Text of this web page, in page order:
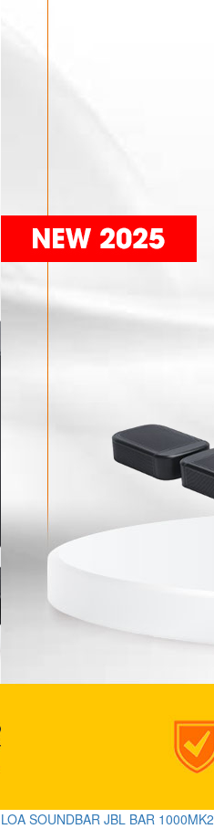
LOA SOUNDBAR JBL BAR 1000MK2